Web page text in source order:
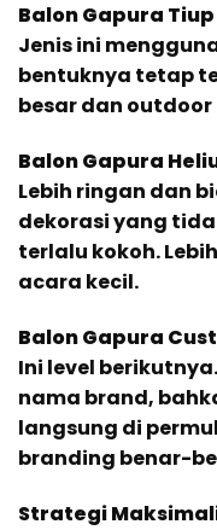
Balon Gapura
Jenis ini
bentuknya tetap
besar dan
Balon Gapura
Lebih ringan dan
dekorasi yang
terlalu kokoh.
acara kecil.
Balon Gapura
Ini level
nama brand,
langsung di
branding benar-
Strategi